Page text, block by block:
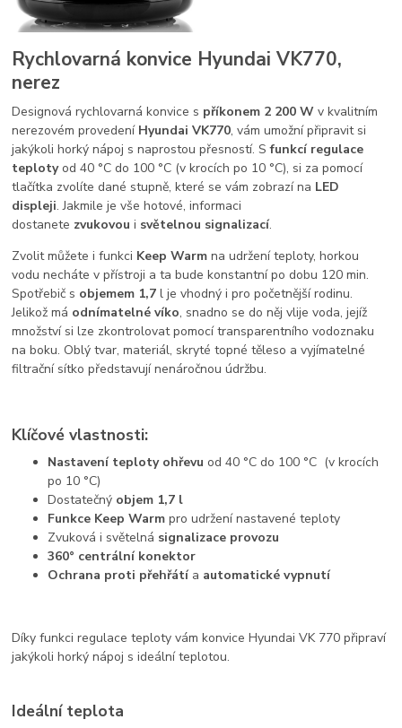
Rychlovarná konvice Hyundai VK770,
nerez
Designová rychlovarná konvice s příkonem 2 200 W v kvalitním
nerezovém provedení Hyundai VK770, vám umožní připravit si
jakýkoli horký nápoj s naprostou přesností. Sfunkcí regulace
teplotyod 40 °C do 100 °C (v krocích po 10 °C), si za pomocí
tlačítka zvolíte dané stupně, které se vám zobrazí na LED
displeji. Jakmile je vše hotové, informaci
dostanete zvukovou i světelnou signalizací.
Zvolit můžete i funkci Keep Warm na udržení teploty, horkou
vodu necháte v přístroji a ta bude konstantní po dobu 120 min.
Spotřebič s objemem 1,7 l je vhodný i pro početnější rodinu.
Jelikož má odnímatelné víko, snadno se do něj vlije voda, jejíž
množství si lze zkontrolovat pomocí transparentního vodoznaku
na boku. Oblý tvar, materiál, skryté topné těleso a vyjímatelné
filtrační sítko představují nenáročnou údržbu.
Klíčové vlastnosti:
Nastavení teploty ohřevu od 40 °C do 100 °C (v krocích
po 10 °C)
Dostatečný objem 1,7 l
Funkce Keep Warmpro udržení nastavené teploty
Zvuková i světelná signalizace provozu
360° centrální konektor
Ochrana proti přehřátí a automatické vypnutí
Díky funkci regulace teploty vám konvice Hyundai VK 770 připraví
jakýkoli horký nápoj s ideální teplotou.
Ideální teplota